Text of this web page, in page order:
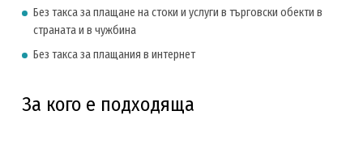
Без такса за плащане на стоки и услуги в търговски обекти в
страната и в чужбина
Без такса за плащания в интернет
За кого е подходяща